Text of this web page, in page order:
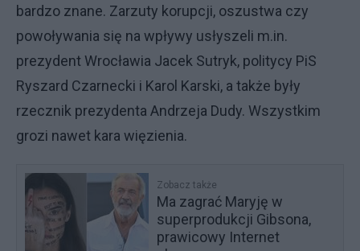
bardzo znane. Zarzuty korupcji, oszustwa czy
powoływania się na wpływy usłyszeli m.in.
prezydent Wrocławia Jacek Sutryk, politycy PiS
Ryszard Czarnecki i Karol Karski, a także były
rzecznik prezydenta Andrzeja Dudy. Wszystkim
grozi nawet kara więzienia.
Zobacz także
Ma zagrać Maryję w
superprodukcji Gibsona,
prawicowy Internet